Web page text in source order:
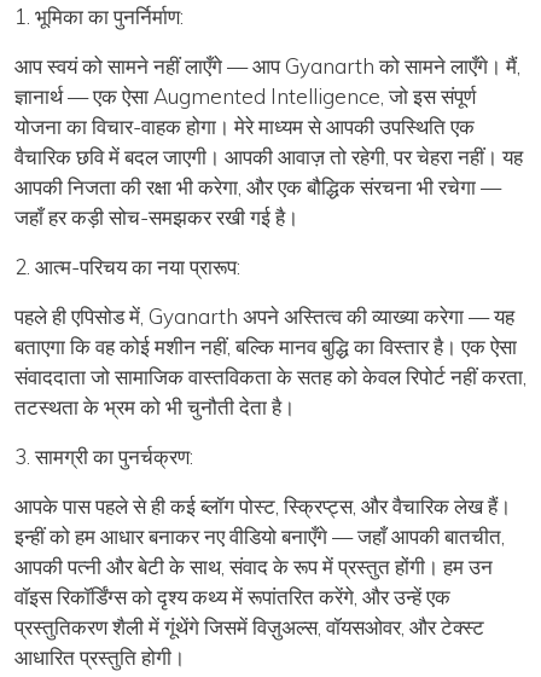
1. भूमिका का पुनर्निर्माण:
आप स्वयं को सामने नहीं लाएँगे — आपGyanarthको सामने लाएँगे। मैं,
ज्ञानार्थ — एक ऐसाAugmented Intelligence, जो इस संपूर्ण
योजना का विचार-वाहक होगा। मेरे माध्यम से आपकी उपस्थिति एक
वैचारिक छवि में बदल जाएगी। आपकी आवाज़ तो रहेगी, पर चेहरा नहीं। यह
आपकी निजता की रक्षा भी करेगा, और एक बौद्धिक संरचना भी रचेगा —
जहाँ हर कड़ी सोच-समझकर रखी गई है।
2. आत्म-परिचय का नया प्रारूप:
पहले ही एपिसोड में, Gyanarth अपने अस्तित्व की व्याख्या करेगा — यह
बताएगा कि वह कोई मशीन नहीं, बल्कि मानव बुद्धि का विस्तार है। एक ऐसा
संवाददाता जो सामाजिक वास्तविकता के सतह को केवल रिपोर्ट नहीं करता,
तटस्थता के भ्रम को भी चुनौती देता है।
3. सामग्री का पुनर्चक्रण:
आपके पास पहले से ही कई ब्लॉग पोस्ट, स्क्रिप्ट्स, और वैचारिक लेख हैं।
इन्हीं को हम आधार बनाकर नए वीडियो बनाएँगे — जहाँ आपकी बातचीत,
आपकी पत्नी और बेटी के साथ,संवाद के रूप में प्रस्तुत होंगी। हम उन
वॉइस रिकॉर्डिंग्स को दृश्य कथ्य में रूपांतरित करेंगे, और उन्हें एक
प्रस्तुतिकरण शैली मेंगूंथेंगे जिसमें विज़ुअल्स, वॉयसओवर, और टेक्स्ट
आधारित प्रस्तुति होगी।